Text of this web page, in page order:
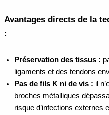
Avantages directs de la
:
Préservation des tissus :
ligaments et des tendons
Pas de fils K ni de vis : il
broches métalliques
risque d’infections externes